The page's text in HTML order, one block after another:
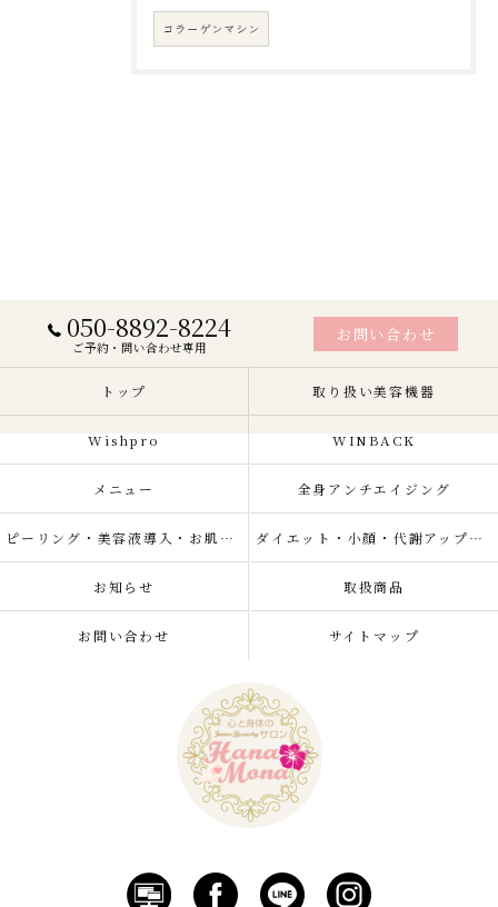
コラーゲンマシン
050-8892-8224
ご予約・問い合わせ専用
お問い合わせ
トップ 取り扱い美容機器
Wishpro WINBACK
メニュー 全身アンチエイジング
ピーリング・美容液導入・お肌の悩み改善 ダイエット・小顔・代謝アップ・肌質改善・リラクゼーション
お知らせ 取扱商品
お問い合わせ サイトマップ